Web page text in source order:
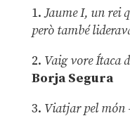
1.Jaume I, un rei
però també
2. Vaig vore Ítaca
Borja Segura
3. Viatjar pel món